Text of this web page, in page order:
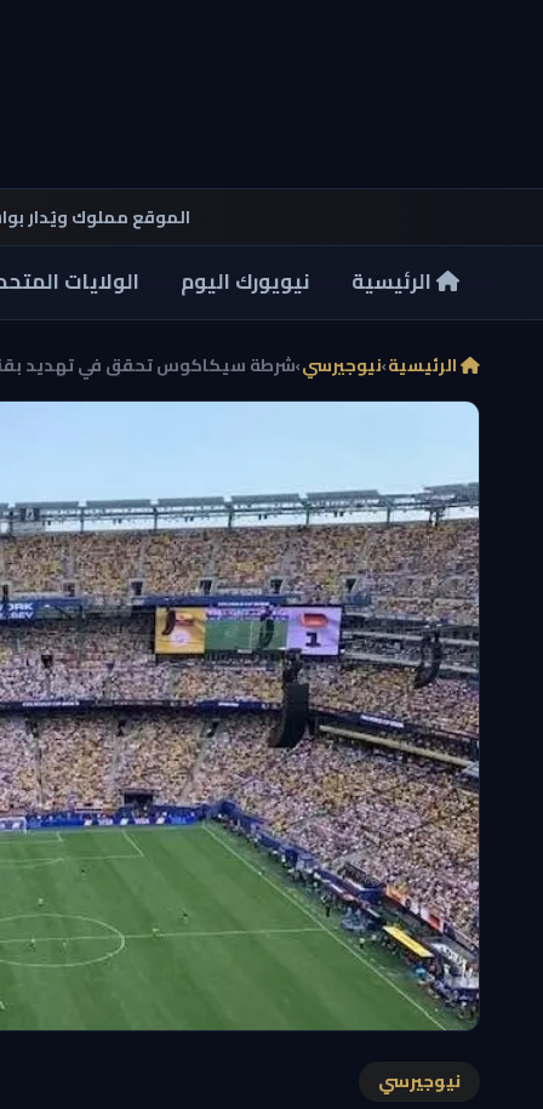
الموقع مملوك ويُدار
الرئيسية نيويورك اليوم الولايات
الرئيسية›نيوجيرسي›شرطة سيكاكوس تحقق في تهديد
نيوجيرسي